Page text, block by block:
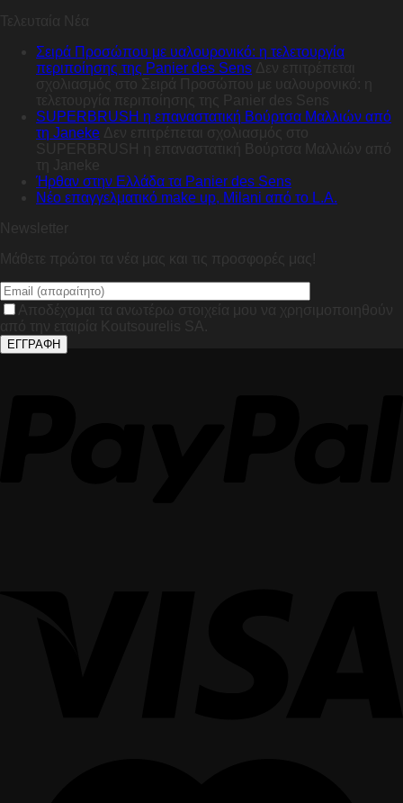
Τελευταία Νέα
Σειρά Προσώπου με υαλουρονικό: η τελετουργία
περιποίησης της Panier des Sens Δεν επιτρέπεται
σχολιασμός
στο Σειρά Προσώπου με υαλουρονικό: η
τελετουργία περιποίησης της Panier des Sens
SUPERBRUSH η επαναστατική Βούρτσα Μαλλιών από
τη Janeke Δεν επιτρέπεται σχολιασμός
SUPERBRUSH η επαναστατική Βούρτσα Μαλλιών από
τη Janeke
Ήρθαν στην Ελλάδα τα Panier des Sens
Nέο επαγγελματικό make up, Milani από το L.A.
Newsletter
Μάθετε πρώτοι τα νέα μας και τις προσφορές μας!
Αποδέχομαι τα ανωτέρω στοιχεία μου να χρησιμοποιηθούν
από την εταιρία Koutsourelis SA.